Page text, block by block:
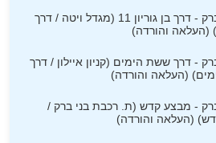
בני ברק - דרך בן גוריון 11 (מגדל ויטה / דרך
(העלאה והורדה)
- דרך ששת הימים (קניון איילון / דרך
(העלאה והורדה)
- מבצע קדש (ת. רכבת בני ברק /
(העלאה והורדה)